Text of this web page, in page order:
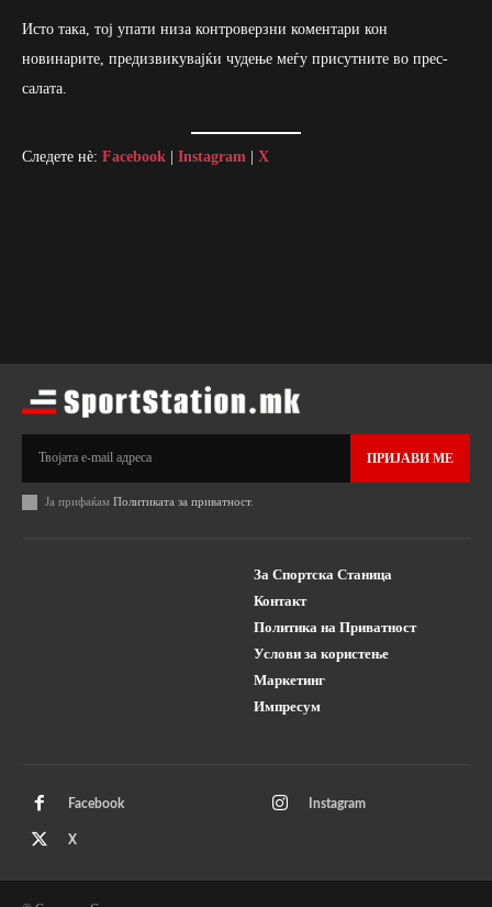
Исто така, тој упати низа контроверзни коментари кон
новинарите, предизвикувајќи чудење меѓу присутните во прес-
салата.
Следете нè: Facebook Instagram X
ПРИЈАВИ МЕ
Ја прифаќам Политиката за приватност.
За Спортска Станица
Контакт
Политика на Приватност
Услови за користење
Маркетинг
Импресум
Facebook Instagram
X